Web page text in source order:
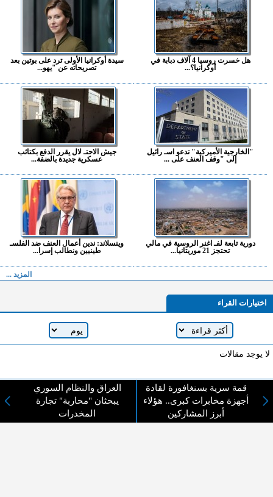
هل خسرت روسيا 4 آلاف دبابة في
أوكرانيا؟...
سيدة أوكرانيا الأولى ترد على بوتين بعد
تصريحاته عن "يهو...
"الخارجية الأميركية" تدعو اسـ رائيل
إلى "وقف العنف على ...
جيش الاحتـ لال يقرر الدفع بكتائب
عسكرية جديدة بالضفة...
دورية تابعة لفـ اغنر الروسية في مالي
تحتجز 21 موريتانيا...
وينسلاند: ندين أعمال العنف ضد الفلسـ
طينيين ونطالب إسرا...
المزيد ...
اختيارات القراء
لا يوجد مقالات
قمة سرية بسنغافورة لقادة
أجهزة مخابرات كبرى.. هؤلاء
أبرز المشاركين
العراق والنظام السوري
يبحثان "محاربة" تجارة
المخدرات
لا مانع من الإقتباس وإعادة النشر شريط ذكر المصدر ( المدينة نيوز ) - الآراء والتعليقات
المنشورة تعبر عن رأي أصحابها فقط